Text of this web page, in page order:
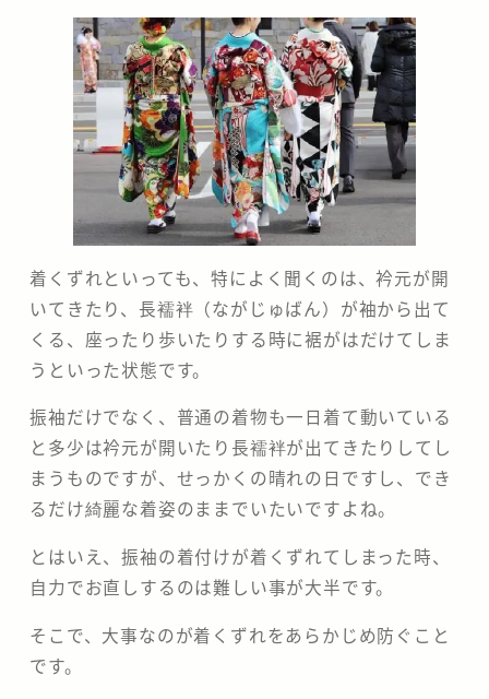
着くずれといっても、特によく聞くのは、衿元が開
いてきたり、長襦袢（ながじゅばん）が袖から出て
くる、座ったり歩いたりする時に裾がはだけてしま
うといった状態です。
振袖だけでなく、普通の着物も一日着て動いている
と多少は衿元が開いたり長襦袢が出てきたりしてし
まうものですが、せっかくの晴れの日ですし、でき
るだけ綺麗な着姿のままでいたいですよね。
とはいえ、振袖の着付けが着くずれてしまった時、
自力でお直しするのは難しい事が大半です。
そこで、大事なのが着くずれをあらかじめ防ぐこと
です。